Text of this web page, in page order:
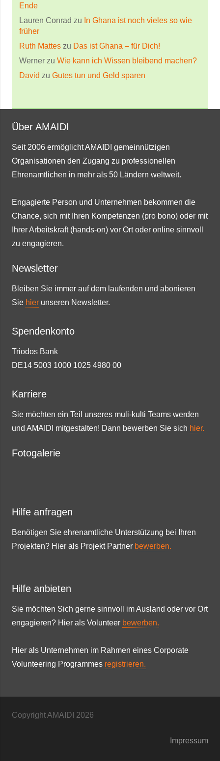
Ende
Lauren Conrad zu In Ghana ist noch vieles so wie
früher
Ruth Mattes zu Das ist Ghana – für Dich!
Werner zu Wie kann ich Wissen bleibend machen?
David zu Gutes tun und Geld sparen
Über AMAIDI
Seit 2006 ermöglicht AMAIDI gemeinnützigen
Organisationen den Zugang zu professionellen
Ehrenamtlichen in mehr als 50 Ländern weltweit.
Engagierte Person und Unternehmen bekommen die
Chance, sich mit Ihren Kompetenzen (pro bono) oder mit
Ihrer Arbeitskraft (hands-on) vor Ort oder online sinnvoll
zu engagieren.
Newsletter
Bleiben Sie immer auf dem laufenden und abonieren
Sie hier unseren Newsletter.
Spendenkonto
Triodos Bank
DE14 5003 1000 1025 4980 00
Karriere
Sie möchten ein Teil unseres muli-kulti Teams werden
und AMAIDI mitgestalten! Dann bewerben Sie sich hier.
Fotogalerie
Hilfe anfragen
Benötigen Sie ehrenamtliche Unterstützung bei Ihren
Projekten? Hier als Projekt Partner bewerben.
Hilfe anbieten
Sie möchten Sich gerne sinnvoll im Ausland oder vor Ort
engagieren? Hier als Volunteer bewerben.
Hier als Unternehmen im Rahmen eines Corporate
Volunteering Programmes registrieren.
Copyright AMAIDI 2026
Impressum